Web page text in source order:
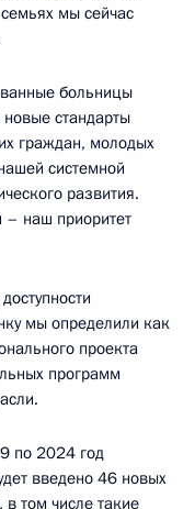
мы сейчас
больницы
стандарты
граждан, молодых
системной
развития.
– наш приоритет
мы определили как
проекта
программ
по 2024 год
введено 46 новых
в том числе такие